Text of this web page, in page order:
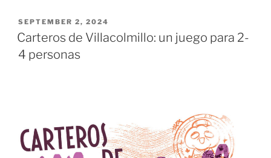
(IV):
¡el
en
Print&Play!”
POSTED
ON
SEPTEMBER 2, 2024
Carteros de Villacolmillo: un juego para 2-
4 personas